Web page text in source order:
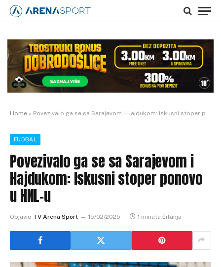
Home » Povezivalo ga se sa Sarajevom i Hajdukom: Iskusni stoper ponovo u HNL-u
FUDBAL
Povezivalo ga se sa Sarajevom i
Hajdukom: Iskusni stoper ponovo
u HNL-u
Objavio TV Arena Sport 15/02/2025 1 minuta čitanja